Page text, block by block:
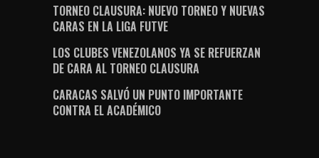
TORNEO CLAUSURA: NUEVO TORNEO Y NUEVAS
CARAS EN LA LIGA FUTVE
LOS CLUBES VENEZOLANOS YA SE REFUERZAN
DE CARA AL TORNEO CLAUSURA
CARACAS SALVÓ UN PUNTO IMPORTANTE
CONTRA EL ACADÉMICO